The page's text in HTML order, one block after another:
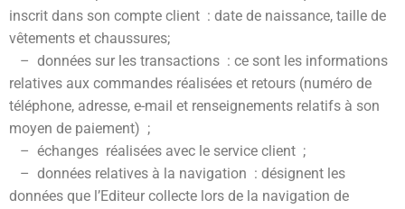
inscrit dans son compte client : date de naissance, taille de
vêtements et chaussures;
– données sur les transactions : ce sont les informations
relatives aux commandes réalisées et retours (numéro de
téléphone, adresse, e-mail et renseignements relatifs à son
moyen de paiement) ;
– échanges réalisées avec le service client ;
– données relatives à la navigation : désignent les
données que l’Editeur collecte lors de la navigation de